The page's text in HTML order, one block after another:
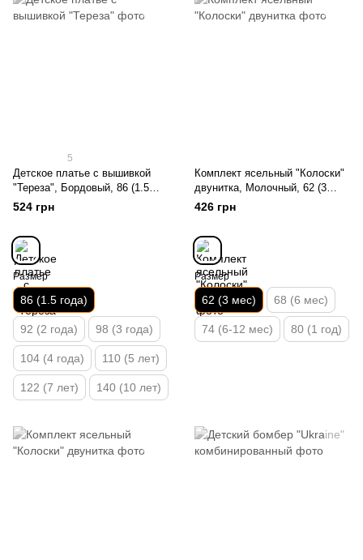
5
Детское платье с вышивкой
"Тереза", Бордовый, 86 (1.5
года)
524 грн
Размер
86 (1.5 года)
92 (2 года) 98 (3 года)
104 (4 года) 110 (5 лет)
122 (7 лет) 140 (10 лет)
Комплект ясельный "Колоски"
двунитка, Молочный, 62 (3
мес)
426 грн
Размер
62 (3 мес) 68 (6 мес)
74 (6-12 мес) 80 (1 год)